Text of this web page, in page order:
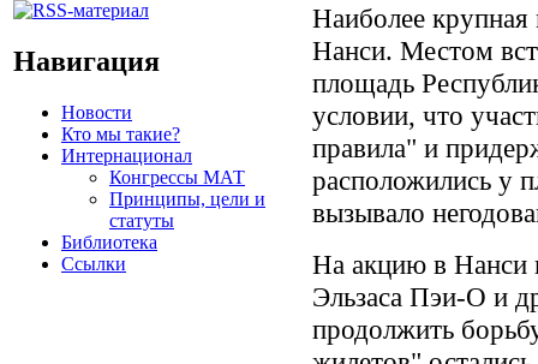
Навигация
Новости
Кто мы такие?
Интернационал
Конгрессы МАТ
Принципы, цели и
статуты
Библиотека
Ссылки
Наиболее крупная
Нанси. Местом
площадь
условии, что
правила" и
расположились у
вызывало
На акцию в Нанси
Эльзаса Пэи-О и
продолжить